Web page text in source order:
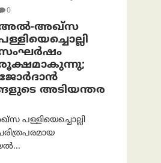
0
അഖ്‌സ
അടിയന്തര
പള്ളിയെച്ചൊല്ലി